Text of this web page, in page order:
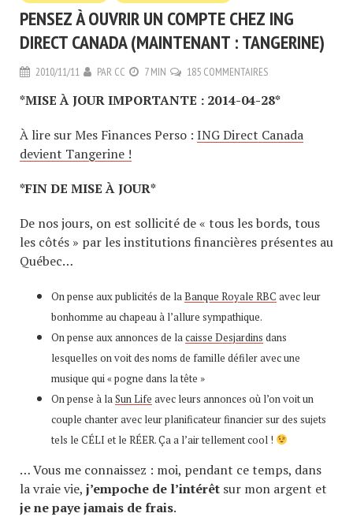
PENSEZ À OUVRIR UN COMPTE CHEZ ING
DIRECT CANADA (MAINTENANT : TANGERINE)
2010/11/11 PAR CC 7 MIN 185 COMMENTAIRES
*MISE À JOUR IMPORTANTE : 2014-04-28*
À lire sur Mes Finances Perso : ING Direct Canada
devient Tangerine !
*FIN DE MISE À JOUR*
De nos jours, on est sollicité de « tous les bords, tous
les côtés » par les institutions financières présentes au
Québec…
On pense aux publicités de laBanque Royale RBC avec leur
bonhomme au chapeau à l’allure sympathique.
On pense aux annonces de lacaisse Desjardins dans
lesquelles on voit des noms de famille défiler avec une
musique qui « pogne dans la tête »
On pense à laSun Life avec leurs annonces où l’on voit un
couple chanter avec leur planificateur financier sur des sujets
tels le CÉLI et le RÉER. Ça a l’air tellement cool !
… Vous me connaissez : moi, pendant ce temps, dans
la vraie vie, j’empoche de l’intérêt sur mon argent et
je ne paye jamais de frais.